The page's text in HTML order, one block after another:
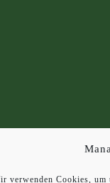
verwenden Cookies, um